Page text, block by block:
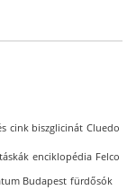
cink biszglicinát Cluedo
enciklopédia Felco
Budapest fürdősók